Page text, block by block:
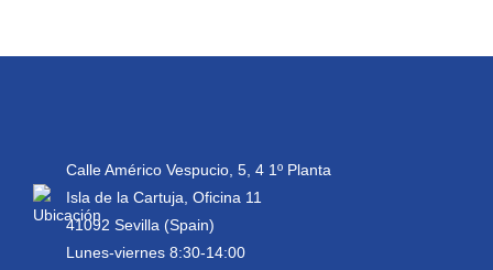
Calle Américo Vespucio, 5, 4 1º Planta
Isla de la Cartuja, Oficina 11
41092 Sevilla (Spain)
Lunes-viernes 8:30-14:00